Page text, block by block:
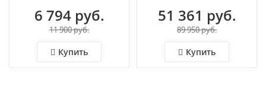
6 794 руб.
11 900 руб.
Купить
51 361 руб.
89 950 руб.
Купить